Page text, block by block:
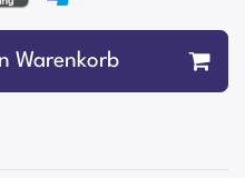
Warenkorb